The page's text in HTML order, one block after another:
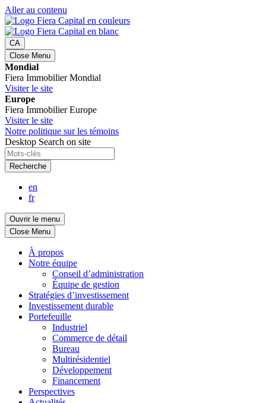
Aller au contenu
CA
Close Menu
Mondial
Fiera Immobilier Mondial
Visiter le site
Europe
Fiera Immobilier Europe
Visiter le site
Notre politique sur les témoins
Desktop Search on site
Recherche
en
fr
Ouvrir le menu
Close Menu
À propos
Notre équipe
Conseil d’administration
Équipe de gestion
Stratégies d’investissement
Investissement durable
Portefeuille
Industriel
Commerce de détail
Bureau
Multirésidentiel
Développement
Financement
Perspectives